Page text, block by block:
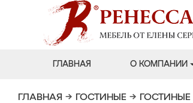
ГЛАВНАЯ О КОМПАНИИ
ГЛАВНАЯ → ГОСТИНЫЕ →